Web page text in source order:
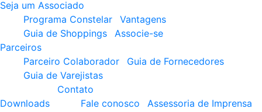
Seja um Associado
Programa Constelar
Vantagens
Guia de Shoppings
Associe-se
Parceiros
Parceiro Colaborador
Guia de Fornecedores
Guia de Varejistas
Downloads
Contato
Fale conosco
Assessoria de Imprensa